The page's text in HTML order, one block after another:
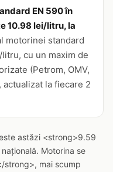
EN 590 în
10.98 lei/litru, la
motorinei standard
cu un maxim de
(Petrom, OMV,
actualizat la fiecare 2
astăzi <strong>9.59
Motorina se
strong>, mai scump